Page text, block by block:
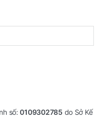
số:0109302785 do Sở Kế